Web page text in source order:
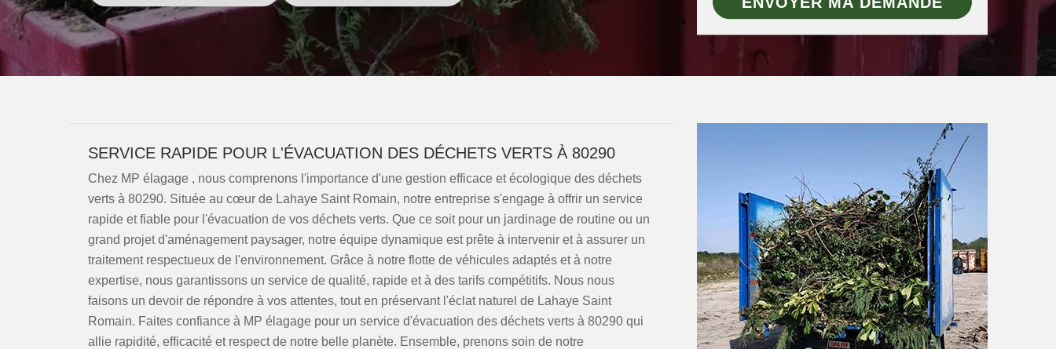
SERVICE RAPIDE POUR L'ÉVACUATION DES DÉCHETS VERTS À 80290
Chez MP élagage , nous comprenons l'importance d'une gestion efficace et écologique des déchets
verts à 80290. Située au cœur de Lahaye Saint Romain, notre entreprise s'engage à offrir un service
rapide et fiable pour l'évacuation de vos déchets verts. Que ce soit pour un jardinage de routine ou un
grand projet d'aménagement paysager, notre équipe dynamique est prête à intervenir et à assurer un
traitement respectueux de l'environnement. Grâce à notre flotte de véhicules adaptés et à notre
expertise, nous garantissons un service de qualité, rapide et à des tarifs compétitifs. Nous nous
faisons un devoir de répondre à vos attentes, tout en préservant l'éclat naturel de Lahaye Saint
Romain. Faites confiance à MP élagage pour un service d'évacuation des déchets verts à 80290 qui
allie rapidité, efficacité et respect de notre belle planète. Ensemble, prenons soin de notre